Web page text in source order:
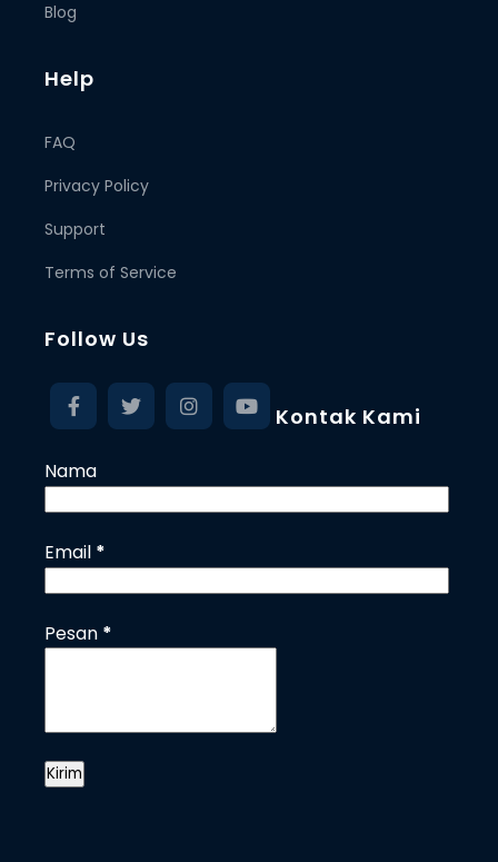
Blog
Help
FAQ
Privacy Policy
Support
Terms of Service
Follow Us
Kontak Kami
Nama
Email *
Pesan *